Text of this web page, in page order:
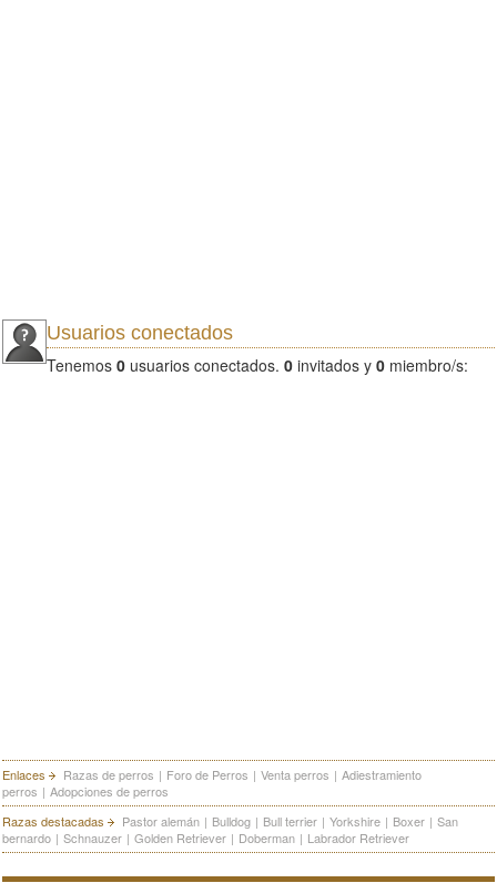
Usuarios conectados
Tenemos 0 usuarios conectados. 0 invitados y 0 miembro/s:
Enlaces Razas de perros | Foro de Perros | Venta perros | Adiestramiento
perros | Adopciones de perros
Razas destacadas
Pastor alemán | Bulldog | Bull terrier | Yorkshire | Boxer | San
bernardo | Schnauzer | Golden Retriever | Doberman | Labrador Retriever